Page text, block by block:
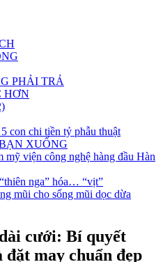
PHẢI TRẢ
HƠN
con chi tiền tỷ phẫu thuật
XUỐNG
viện công nghệ hàng đầu Hàn
nga” hóa… “vịt”
mũi cho sống mũi dọc dừa
cưới: Bí quyết
đặt may chuẩn đẹp